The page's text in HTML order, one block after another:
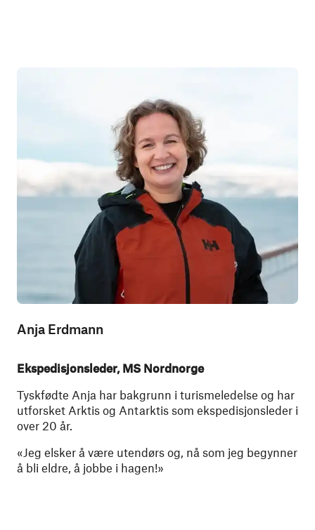
Anja Erdmann
Ekspedisjonsleder, MS Nordnorge
Tyskfødte Anja har bakgrunn i turismeledelse og har
utforsket Arktis og Antarktis som ekspedisjonsleder i
over 20 år.
«Jeg elsker å være utendørs og, nå som jeg begynner
å bli eldre, å jobbe i hagen!»